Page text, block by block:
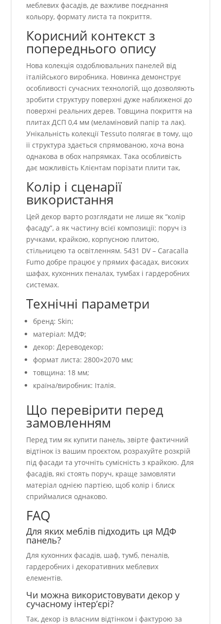
меблевих фасадів, де важливе поєднання
кольору, формату листа та покриття.
Корисний контекст з
попереднього опису
Нова колекція оздоблювальних панелей від
італійського виробника. Новинка демонструє
особливості сучасних технологій, що дозволяють
зробити структуру поверхні дуже наближеної до
поверхні реальних дерев. Товщина покриття на
плитах ДСП 0,4 мм (меламіновий папір та лак).
Унікальність колекції Tessuto полягає в тому, що
її структура здається спрямованою, хоча вона
однакова в обох напрямках. Така особливість
дає можливість Клієнтам порізати плити так,
Колір і сценарії
використання
Цей декор варто розглядати не лише як “колір
фасаду”, а як частину всієї композиції: поруч із
ручками, крайкою, корпусною плитою,
стільницею та освітленням. 5431 DV – Caracalla
Fumo добре працює у прямих фасадах, високих
шафах, кухонних пеналах, тумбах і гардеробних
системах.
Технічні параметри
бренд: Skin;
матеріал: МДФ;
декор: Дереводекор;
формат листа: 2800×2070 мм;
товщина: 18 мм;
країна/виробник: Італія.
Що перевірити перед
замовленням
Перед тим як купити панель, звірте фактичний
відтінок із вашим проєктом, розрахуйте розкрій
під фасади та уточніть сумісність з крайкою. Для
фасадів, які стоять поруч, краще замовляти
матеріал однією партією, щоб колір і блиск
сприймалися однаково.
FAQ
Для яких меблів підходить ця МДФ
панель?
Для кухонних фасадів, шаф, тумб, пеналів,
гардеробних і декоративних меблевих
елементів.
Чи можна використовувати декор у
сучасному інтер’єрі?
Так, декор із власним відтінком і фактурою за